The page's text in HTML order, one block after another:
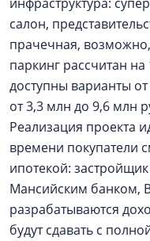
салон,
прачечная,
паркинг рассчитан
доступны варианты
от 3,3 млн до 9,6 млн
Реализация проекта
времени покупатели
ипотекой:
Мансийским банком,
разрабатываются
будут сдавать с